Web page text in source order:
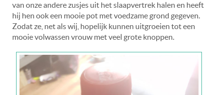
van onze andere zusjes uit het slaapvertrek halen en heeft
hij hen ook een mooie pot met voedzame grond gegeven.
Zodat ze, net als wij, hopelijk kunnen uitgroeien tot een
mooie volwassen vrouw met veel grote knoppen.